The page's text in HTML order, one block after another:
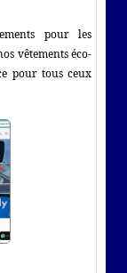
pour les
vêtements éco-
pour tous ceux